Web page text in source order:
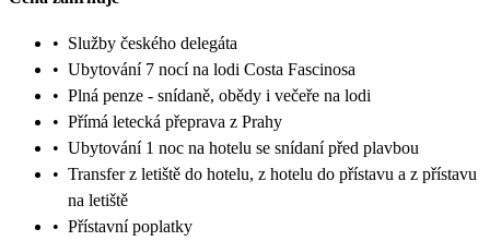
• Služby českého delegáta
• Ubytování 7 nocí na lodi Costa Fascinosa
• Plná penze - snídaně, obědy i večeře na lodi
• Přímá letecká přeprava z Prahy
• Ubytování 1 noc na hotelu se snídaní před plavbou
• Transfer z letiště do hotelu, z hotelu do přístavu a z přístavu
na letiště
• Přístavní poplatky